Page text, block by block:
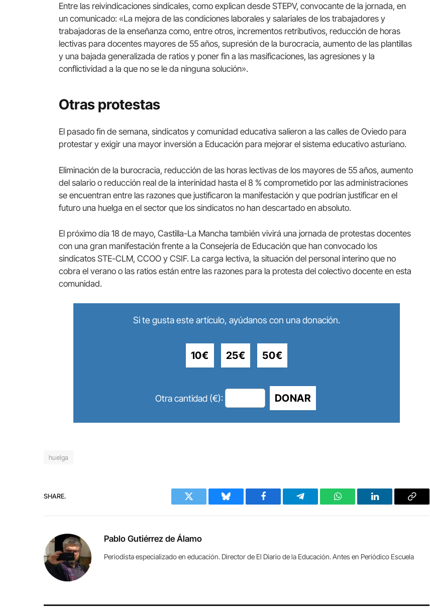
Entre las reivindicaciones sindicales, como explican desde STEPV, convocante de la jornada, en
un comunicado: «La mejora de las condiciones laborales y salariales de los trabajadores y
trabajadoras de la enseñanza como, entre otros, incrementos retributivos, reducción de horas
lectivas para docentes mayores de 55 años, supresión de la burocracia, aumento de las plantillas
y una bajada generalizada de ratios y poner fin a las masificaciones, las agresiones y la
conflictividad a la que no se le da ninguna solución».
Otras protestas
El pasado fin de semana, sindicatos y comunidad educativa salieron a las calles de Oviedo para
protestar y exigir una mayor inversión a Educación para mejorar el sistema educativo asturiano.
Eliminación de la burocracia, reducción de las horas lectivas de los mayores de 55 años, aumento
del salario o reducción real de la interinidad hasta el 8 % comprometido por las administraciones
se encuentran entre las razones que justificaron la manifestación y que podrían justificar en el
futuro una huelga en el sector que los sindicatos no han descartado en absoluto.
El próximo día 18 de mayo, Castilla-La Mancha también vivirá una jornada de protestas docentes
con una gran manifestación frente a la Consejería de Educación que han convocado los
sindicatos STE-CLM, CCOO y CSIF. La carga lectiva, la situación del personal interino que no
cobra el verano o las ratios están entre las razones para la protesta del colectivo docente en esta
comunidad.
Si te gusta este artículo, ayúdanos con una donación.
10€ 25€ 50€
Otra cantidad (€): DONAR
huelga
SHARE.
Twitter Bluesky Facebook Telegram WhatsAppLinkedIn Copy
Pablo Gutiérrez de Álamo
Periodista especializado en educación. Director de El Diario de la Educación. Antes en Periódico Escuela